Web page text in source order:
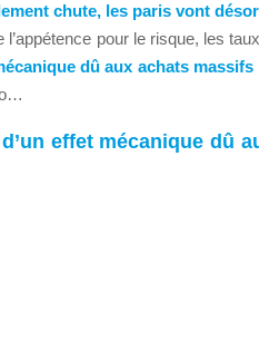
chute, les paris vont
pour le risque, les
dû aux achats massifs
effet mécanique dû